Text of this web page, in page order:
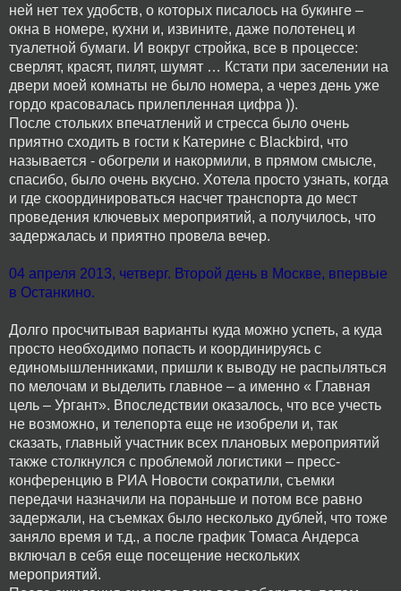
ней нет тех удобств, о которых писалось на букинге –
окна в номере, кухни и, извините, даже полотенец и
туалетной бумаги. И вокруг стройка, все в процессе:
сверлят, красят, пилят, шумят … Кстати при заселении на
двери моей комнаты не было номера, а через день уже
гордо красовалась прилепленная цифра )).
После стольких впечатлений и стресса было очень
приятно сходить в гости к Катерине с Blackbird, что
называется - обогрели и накормили, в прямом смысле,
спасибо, было очень вкусно. Хотела просто узнать, когда
и где скоординироваться насчет транспорта до мест
проведения ключевых мероприятий, а получилось, что
задержалась и приятно провела вечер.
04 апреля 2013, четверг. Второй день в Москве, впервые
в Останкино.
Долго просчитывая варианты куда можно успеть, а куда
просто необходимо попасть и координируясь с
единомышленниками, пришли к выводу не распыляться
по мелочам и выделить главное – а именно « Главная
цель – Ургант». Впоследствии оказалось, что все учесть
не возможно, и телепорта еще не изобрели и, так
сказать, главный участник всех плановых мероприятий
также столкнулся с проблемой логистики – пресс-
конференцию в РИА Новости сократили, съемки
передачи назначили на пораньше и потом все равно
задержали, на съемках было несколько дублей, что тоже
заняло время и т.д., а после график Томаса Андерса
включал в себя еще посещение нескольких
мероприятий.